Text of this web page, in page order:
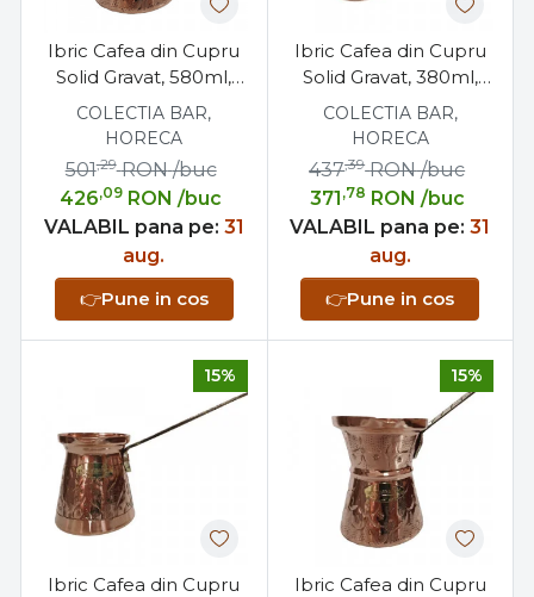
Ibric Cafea din Cupru
Solid Gravat, 580ml,
Maner Bronz,
ExtraAroma N10
COLECTIA BAR,
HORECA
426,09 RON /buc
501,29 RON /buc
VALABIL pana pe: 31
aug.
👉Pune in cos
Ibric Cafea din Cupru
Solid Gravat, 380ml,
Maner Bronz,
ExtraAroma N8
COLECTIA BAR,
HORECA
371 ,78 RON /buc
437,39 RON /buc
VALABIL pana pe: 31
aug.
👉Pune in cos
15%
Ibric Cafea din Cupru
15%
Ibric Cafea din Cupru